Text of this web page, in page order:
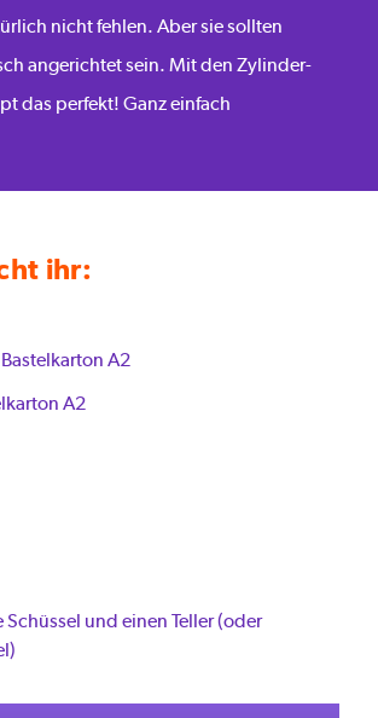
nicht fehlen. Aber sie sollten
angerichtet sein. Mit den Zylinder-
das perfekt! Ganz einfach
ihr:
A2
A2
Schüssel und einen Teller (oder